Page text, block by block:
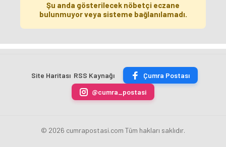
Şu anda gösterilecek nöbetçi eczane
bulunmuyor veya sisteme bağlanılamadı.
Site Haritası RSS Kaynağı
Çumra Postası
@cumra_postasi
© 2026 cumrapostasi.com Tüm hakları saklıdır.